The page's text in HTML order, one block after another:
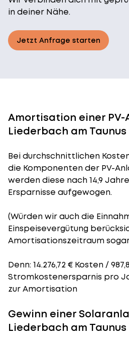
in deiner Nähe.
Jetzt Anfrage starten
Amortisation einer PV-
Liederbach am Taunus
Bei durchschnittlichen
die Komponenten der PV-
werden diese nach 14,9
Ersparnisse aufgewogen.
(Würden wir auch die
Einspeisevergütung
Amortisationszeitraum
Denn: 14.276,72 € Kosten /
Stromkostenersparnis pro
zur Amortisation
Gewinn einer
Liederbach am Taunus